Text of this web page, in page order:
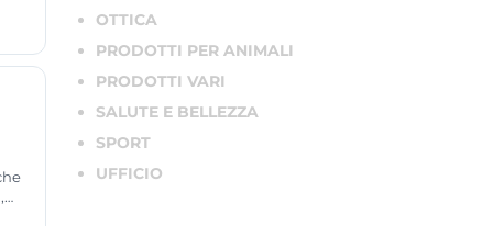
OTTICA
PRODOTTI PER ANIMALI
PRODOTTI VARI
SALUTE E BELLEZZA
SPORT
UFFICIO